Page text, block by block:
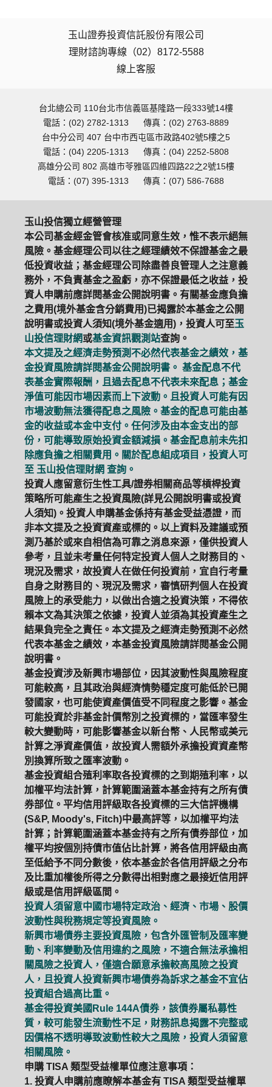
玉山證券投資信託股份有限公司
理財諮詢專線（02）8172-5588
線上客服
台北總公司 110台北市信義區基隆路一段333號14樓
電話：(02) 2782-1313
傳真：(02) 2763-8889
台中分公司 407 台中市西屯區市政路402號5樓之5
電話：(04) 2205-1313
傳真：(04) 2252-5808
高雄分公司 802 高雄市苓雅區四維四路22之2號15樓
電話：(07) 395-1313
傳真：(07) 586-7688
玉山投信獨立經營管理
本公司基金經金管會核准或同意生效，惟不表示絕無
風險。基金經理公司以往之經理績效不保證基金之最
低投資收益；基金經理公司除盡善良管理人之注意義
務外，不負責基金之盈虧，亦不保證最低之收益，投
資人申購前應詳閱基金公開說明書。有關基金應負擔
之費用(境外基金含分銷費用)已揭露於本基金之公開
說明書或投資人須知(境外基金適用)，投資人可至玉
山投信理財網或基金資訊觀測站查詢。
本文提及之經濟走勢預測不必然代表基金之績效，基
金投資風險請詳閱基金公開說明書。 基金配息不代
表基金實際報酬，且過去配息不代表未來配息；基金
淨值可能因市場因素而上下波動。且投資人可能有因
市場波動無法獲得配息之風險。基金的配息可能由基
金的收益或本金中支付。任何涉及由本金支出的部
份，可能導致原始投資金額減損。基金配息前未先扣
除應負擔之相關費用。關於配息組成項目，投資人可
至 玉山投信理財網 查詢。
投資人應留意衍生性工具/證券相關商品等槓桿投資
策略所可能產生之投資風險(詳見公開說明書或投資
人須知)。投資人申購基金係持有基金受益憑證，而
非本文提及之投資資產或標的。以上資料及建議或預
測乃基於或來自相信為可靠之消息來源，僅供投資人
參考，且並未考量任何特定投資人個人之財務目的、
現況及需求，故投資人在做任何投資前，宜自行考量
自身之財務目的、現況及需求，審慎研判個人在投資
風險上的承受能力，以做出合適之投資決策，不得依
賴本文為其決策之依據，投資人並須為其投資產生之
結果負完全之責任。本文提及之經濟走勢預測不必然
代表本基金之績效，本基金投資風險請詳閱基金公開
說明書。
基金投資涉及新興市場部位，因其波動性與風險程度
可能較高，且其政治與經濟情勢穩定度可能低於已開
發國家，也可能使資產價值受不同程度之影響。基金
可能投資於非基金計價幣別之投資標的，當匯率發生
較大變動時，可能影響基金以新台幣、人民幣或美元
計算之淨資產價值，故投資人需額外承擔投資資產幣
別換算所致之匯率波動。
基金投資組合殖利率取各投資標的之到期殖利率，以
加權平均法計算，計算範圍涵蓋本基金持有之所有債
券部位。平均信用評級取各投資標的三大信評機構
(S&P, Moody's, Fitch)中最高評等，以加權平均法
計算；計算範圍涵蓋本基金持有之所有債券部位，加
權平均按個別持債市值佔比計算，將各信用評級由高
至低給予不同分數後，依本基金於各信用評級之分布
及比重加權後所得之分數得出相對應之最接近信用評
級或是信用評級區間。
投資人須留意中國市場特定政治、經濟、市場、股價
波動性與稅務規定等投資風險。
新興市場債券主要投資風險，包含外匯管制及匯率變
動、利率變動及信用違約之風險，不適合無法承擔相
關風險之投資人，僅適合願意承擔較高風險之投資
人，且投資人投資新興市場債券為訴求之基金不宜佔
投資組合過高比重。
基金得投資美國Rule 144A債券，該債券屬私募性
質，較可能發生流動性不足，財務訊息揭露不完整或
因價格不透明導致波動性較大之風險，投資人須留意
相關風險。
申購 TISA 類型受益權單位應注意事項：
1. 投資人申購前應瞭解本基金有 TISA 類型受益權單